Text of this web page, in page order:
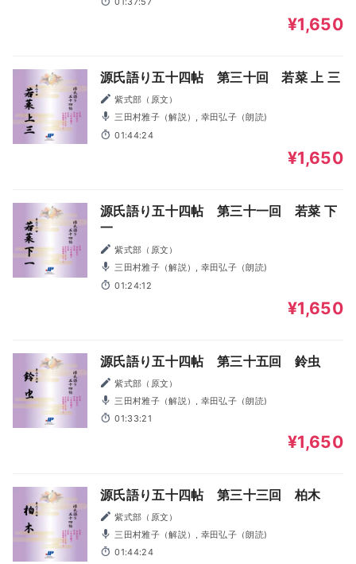
¥1,650
源氏語り五十四帖 第三十回 若菜 上 三
紫式部（原文）
三田村雅子（解説）, 幸田弘子（朗読)
01:44:24
¥1,650
源氏語り五十四帖 第三十一回 若菜 下
一
紫式部（原文）
三田村雅子（解説）, 幸田弘子（朗読)
01:24:12
¥1,650
源氏語り五十四帖 第三十五回 鈴虫
紫式部（原文）
三田村雅子（解説）, 幸田弘子（朗読)
01:33:21
¥1,650
源氏語り五十四帖 第三十三回 柏木
紫式部（原文）
三田村雅子（解説）, 幸田弘子（朗読)
01:44:24